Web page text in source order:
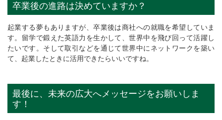
卒業後の進路は決めていますか？
起業する夢もありますが、卒業後は商社への就職を希望していま
す。留学で鍛えた英語力を生かして、世界中を飛び回って活躍し
たいです。そして取引などを通じて世界中にネットワークを築い
て、起業したときに活用できたらいいですね。
最後に、未来の広大へメッセージをお願いしま
す！